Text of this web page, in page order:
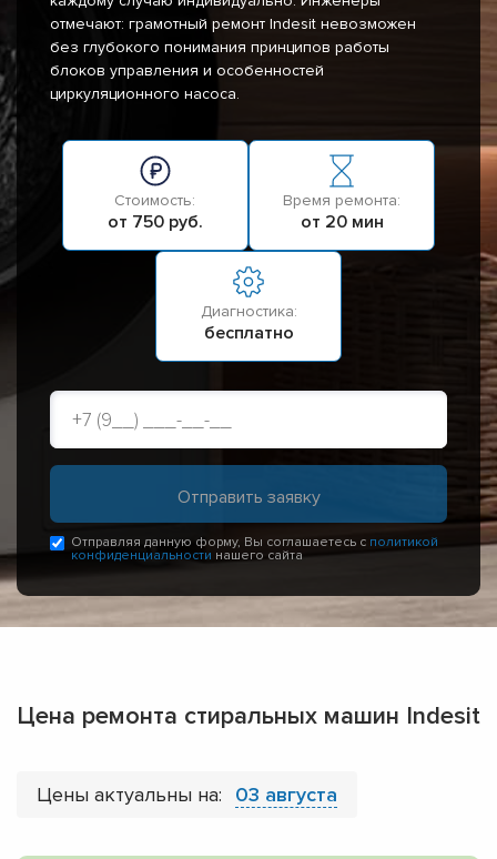
отмечают: грамотный ремонт Indesit невозможен
без глубокого понимания принципов работы
блоков управления и особенностей
циркуляционного насоса.
Стоимость:
от 750 руб.
Время ремонта:
от 20 мин
Диагностика:
бесплатно
Отправляя данную форму, Вы соглашаетесь с политикой
конфиденциальности нашего сайта
Цена ремонта стиральных машин Indesit
Цены актуальны на: 03 августа